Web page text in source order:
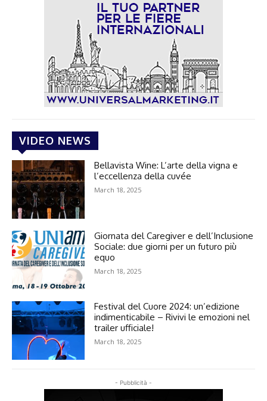
VIDEO NEWS
Bellavista Wine: L’arte della vigna e
l’eccellenza della cuvée
March 18, 2025
Giornata del Caregiver e dell’Inclusione
Sociale: due giorni per un futuro più
equo
March 18, 2025
Festival del Cuore 2024: un’edizione
indimenticabile – Rivivi le emozioni nel
trailer ufficiale!
March 18, 2025
- Pubblicità -